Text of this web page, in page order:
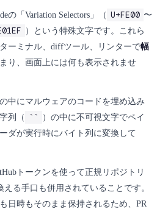
の「Variation Selectors」（ U+FE00 〜
）という特殊文字です。これら
ーミナル、diffツール、リンターで幅
り、画面上には何も表示されませ
中にマルウェアのコードを埋め込み
列（
``
）の中に不可視文字でペイ
ダが実行時にバイト列に変換して
トークンを使って正規リポジトリ
える手口も併用されていることです。
日時もそのまま保持されるため、PR